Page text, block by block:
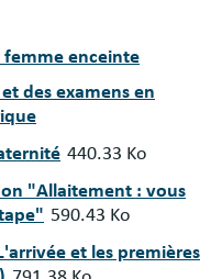
enceinte
des examens en
440.33 Ko
"Allaitement : vous
590.43 Ko
et les premières